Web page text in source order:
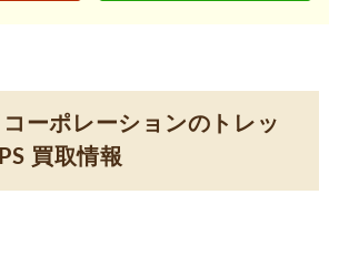
ーポレーションのトレッ
買取情報